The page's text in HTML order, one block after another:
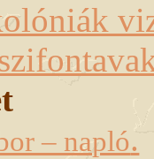
– napló.